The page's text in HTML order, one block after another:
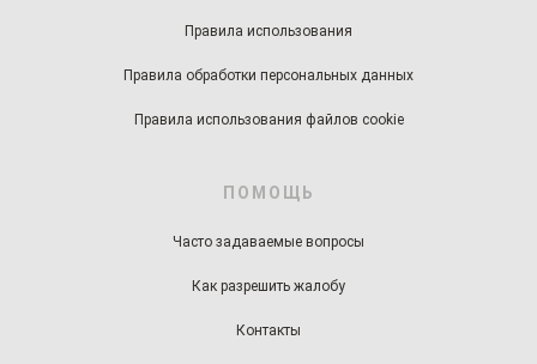
Правила использования
Правила обработки персональных данных
Правила использования файлов cookie
ПОМОЩЬ
Часто задаваемые вопросы
Как разрешить жалобу
Контакты